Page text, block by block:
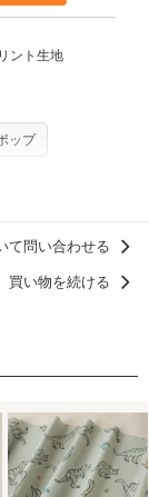
ト希望」など
、順次発送
題、クレーム
よび柄がえ
ませんのでご
紙を使用して
ント生地
ップ
て問い合わせる
買い物を続ける